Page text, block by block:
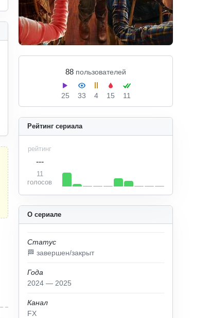
88 пользователей
25 33 4 15 11
О сериале
Статус
🏁 завершен/закрыт
Года
2024 — 2025
Канал
FX
Рейтинг сериала
рейтинг
---
11
голосов